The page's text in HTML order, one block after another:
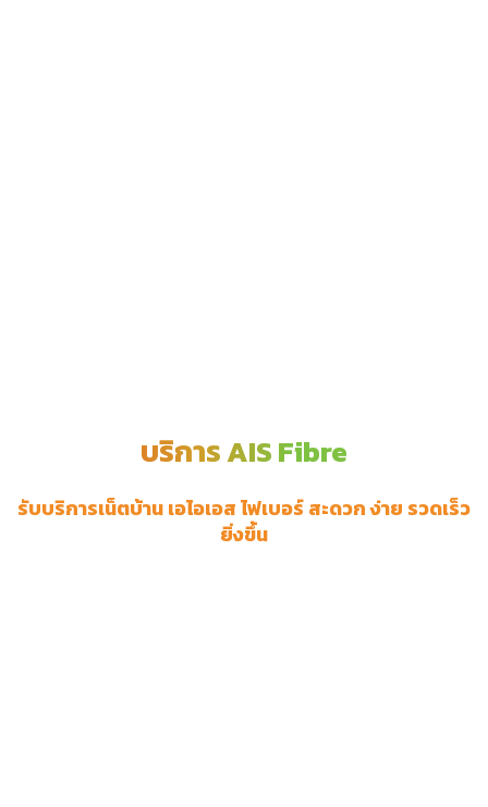
บริการ AIS Fibre
รับบริการเน็ตบ้าน เอไอเอส ไฟเบอร์ สะดวก ง่าย รวดเร็ว
ยิ่งขึ้น